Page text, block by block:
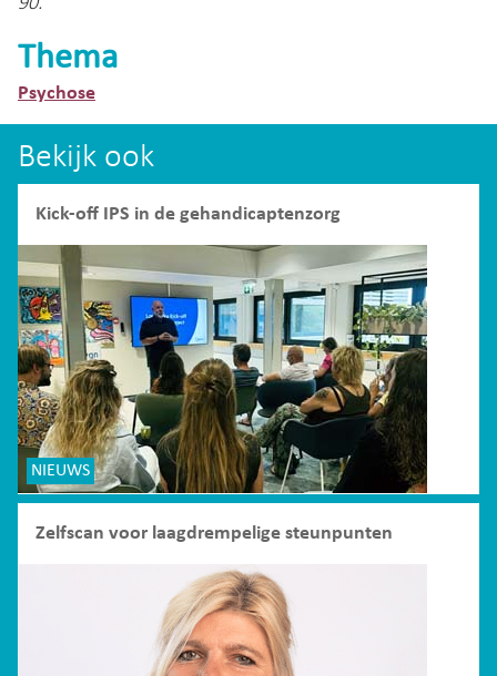
Thema
Psychose
Bekijk ook
Kick-off IPS in de gehandicaptenzorg
NIEUWS
Zelfscan voor laagdrempelige steunpunten